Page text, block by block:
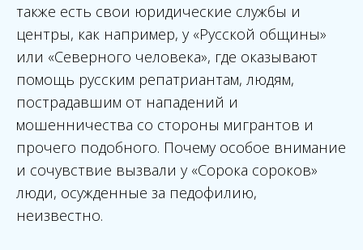
также есть свои юридические службы и
центры, как например, у «Русской общины»
или «Северного человека», где оказывают
помощь русским репатриантам, людям,
пострадавшим от нападений и
мошенничества со стороны мигрантов и
прочего подобного. Почему особое внимание
и сочувствие вызвали у «Сорока сороков»
люди, осужденные за педофилию,
неизвестно.